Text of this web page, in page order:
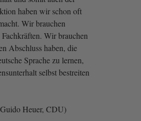
haben wir schon oft
Wir brauchen
Wir brauchen
Abschluss haben, die
Sprache zu lernen,
selbst bestreiten
Heuer, CDU)